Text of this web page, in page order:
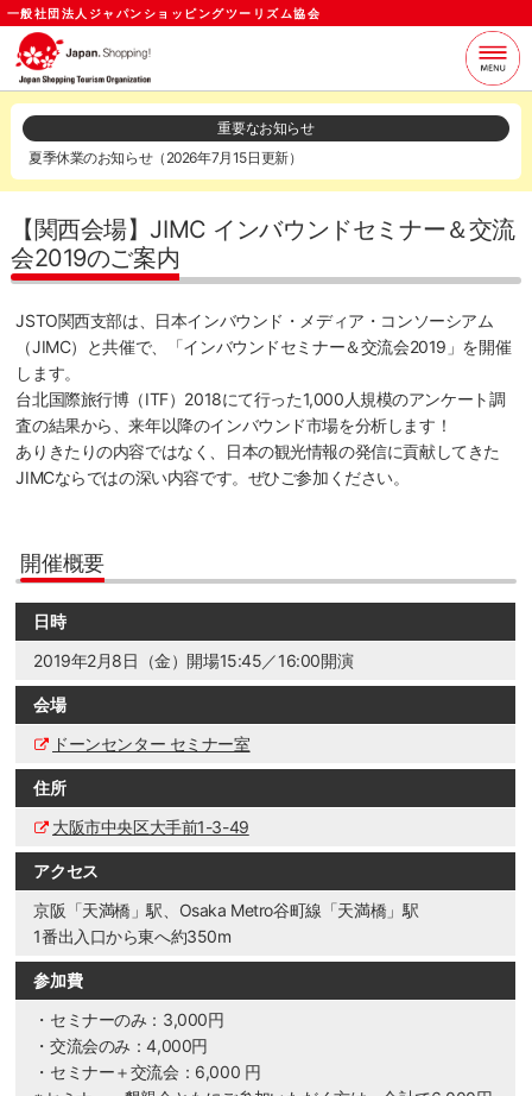
一般社団法人ジャパンショッピングツーリズム協会
当協会について 支援サービス
お知らせ
各種資料 お問い合わせ
ログイン メールマガジン
重要なお知らせ
夏季休業のお知らせ（2026年7月15日更新）
【関西会場】JIMC インバウンドセミナー＆交流
会2019のご案内
JSTO関西支部は、日本インバウンド・メディア・コンソーシアム
（JIMC）と共催で、「インバウンドセミナー＆交流会2019」を開催
します。
台北国際旅行博（ITF）2018にて行った1,000人規模のアンケート調
査の結果から、来年以降のインバウンド市場を分析します！
ありきたりの内容ではなく、日本の観光情報の発信に貢献してきた
JIMCならではの深い内容です。ぜひご参加ください。
開催概要
日時
2019年2月8日（金）開場15:45／16:00開演
会場
ドーンセンター セミナー室
住所
大阪市中央区大手前1-3-49
アクセス
京阪「天満橋」駅、Osaka Metro谷町線「天満橋」駅
1番出入口から東へ約350m
参加費
・セミナーのみ：3,000円
・交流会のみ：4,000円
・セミナー＋交流会：6,000 円